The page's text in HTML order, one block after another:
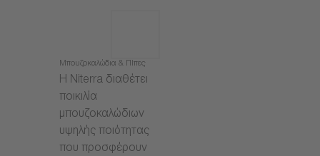
Μπουζοκαλώδια & Πίπες
Η Niterra διαθέτει
ποικιλία
μπουζοκαλώδιων
υψηλής ποιότητας
που προσφέρουν